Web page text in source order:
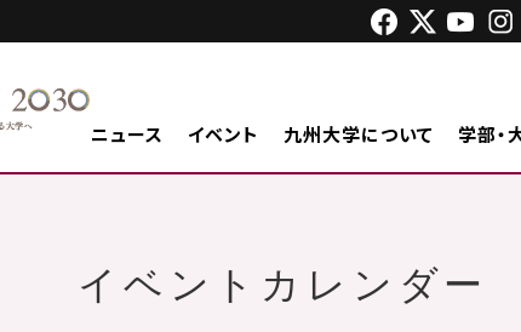
ニュース イベント 九州大学について 学部・
イベントカレンダー